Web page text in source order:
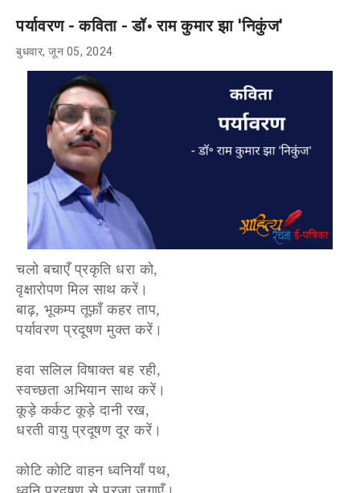
पर्यावरण - कविता - डॉ॰ राम कुमार झा 'निकुंज'
बुधवार, जून 05, 2024
चलो बचाएँ प्रकृति धरा को,
वृक्षारोपण मिल साथ करें।
बाढ़, भूकम्प तूफ़ाँ कहर ताप,
पर्यावरण प्रदूषण मुक्त करें।
हवा सलिल विषाक्त बह रही,
स्वच्छता अभियान साथ करें।
कूड़े कर्कट कूड़े दानी रख,
धरती वायु प्रदूषण दूर करें।
कोटि कोटि वाहन ध्वनियाँ पथ,